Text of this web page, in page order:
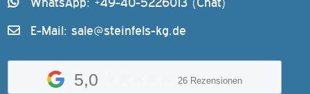
E-Mail: sale@steinfels-kg.de
5,0 26 Rezensionen